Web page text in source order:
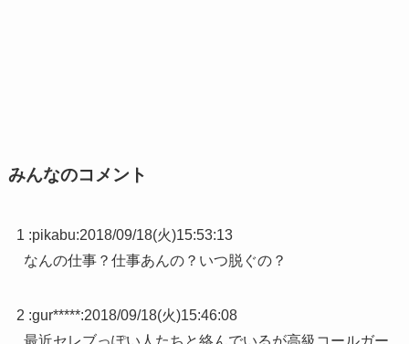
みんなのコメント
1 :pikabu:2018/09/18(火)15:53:13
なんの仕事？仕事あんの？いつ脱ぐの？
2 :gur*****:2018/09/18(火)15:46:08
最近セレブっぽい人たちと絡んでいるが高級コールガー